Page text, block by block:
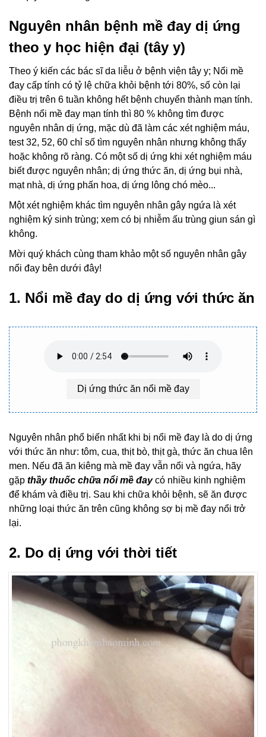
Nguyên nhân bệnh mề đay dị ứng
theo y học hiện đại (tây y)
Theo ý kiến các bác sĩ da liễu ở bệnh viện tây y; Nổi mề
đay cấp tính có tỷ lệ chữa khỏi bệnh tới 80%, số còn lại
điều trị trên 6 tuần không hết bệnh chuyển thành mạn tính.
Bệnh nổi mề đay mạn tính thì 80 % không tìm được
nguyên nhân dị ứng, mặc dù đã làm các xét nghiệm máu,
test 32, 52, 60 chỉ số tìm nguyên nhân nhưng không thấy
hoặc không rõ ràng. Có một số dị ứng khi xét nghiệm máu
biết được nguyên nhân; dị ứng thức ăn, dị ứng bụi nhà,
mạt nhà, dị ứng phấn hoa, dị ứng lông chó mèo...
Một xét nghiệm khác tìm nguyên nhân gây ngứa là xét
nghiệm ký sinh trùng; xem có bị nhiễm ấu trùng giun sán gì
không.
Mời quý khách cùng tham khảo một số nguyên nhân gây
nổi đay bên dưới đây!
1. Nổi mề đay do dị ứng với thức ăn
Dị ứng thức ăn nổi mề đay
Nguyên nhân phổ biến nhất khi bị nổi mề đay là do dị ứng
với thức ăn như: tôm, cua, thịt bò, thịt gà, thức ăn chua lên
men. Nếu đã ăn kiêng mà mề đay vẫn nổi và ngứa, hãy
gặp thầy thuốc chữa nổi mề đaycó nhiều kinh nghiệm
để khám và điều trị. Sau khi chữa khỏi bệnh, sẽ ăn được
những loại thức ăn trên cũng không sợ bị mề đay nổi trở
lại.
2. Do dị ứng với thời tiết